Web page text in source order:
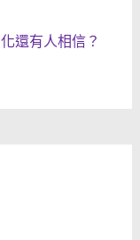
還有人相信？